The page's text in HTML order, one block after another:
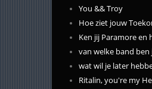
You && Troy
Hoe ziet jouw
Ken jij Paramore en
van welke band ben
wat wil je later
Ritalin, you're my